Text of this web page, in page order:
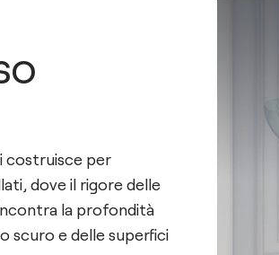
costruisce per
dove il rigore delle
la profondità
scuro e delle superfici